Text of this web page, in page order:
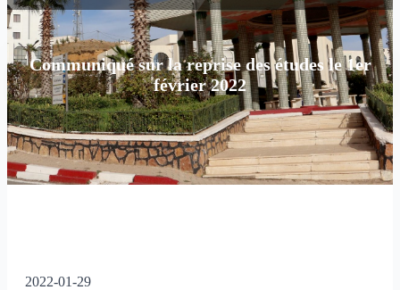
Communiqué sur la reprise des études le 1er
février 2022
2022-01-29